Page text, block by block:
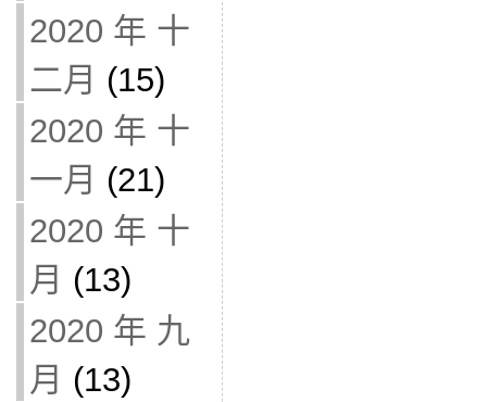
2020 年 十
二月 (15)
2020 年 十
一月 (21)
2020 年 十
月 (13)
2020 年 九
月 (13)